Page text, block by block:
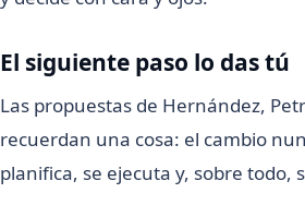
El siguiente paso lo das tú
Las propuestas de Hernández,
recuerdan una cosa: el cambio
planifica, se ejecuta y, sobre todo,